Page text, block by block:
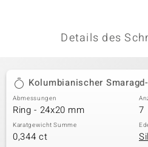
Details des
Kolumbianischer
Abmessungen
Ring - 24x20 mm 7
Karatgewicht Summe
0,344 ct